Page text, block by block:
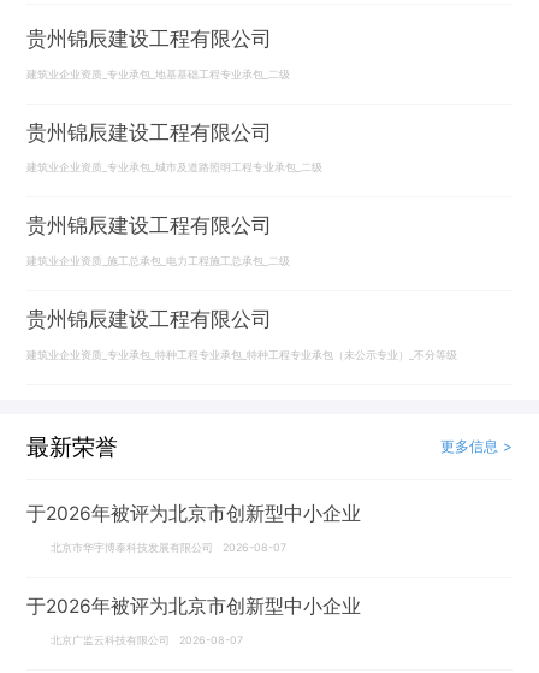
贵州锦辰建设工程有限公司
建筑业企业资质_专业承包_地基基础工程专业承包_二级
贵州锦辰建设工程有限公司
建筑业企业资质_专业承包_城市及道路照明工程专业承包_二级
贵州锦辰建设工程有限公司
建筑业企业资质_施工总承包_电力工程施工总承包_二级
贵州锦辰建设工程有限公司
建筑业企业资质_专业承包_特种工程专业承包_特种工程专业承包（未公示专业）_不分等级
最新荣誉 更多信息 >
于2026年被评为北京市创新型中小企业
北京市华宇博泰科技发展有限公司 2026-08-07
于2026年被评为北京市创新型中小企业
北京广监云科技有限公司 2026-08-07